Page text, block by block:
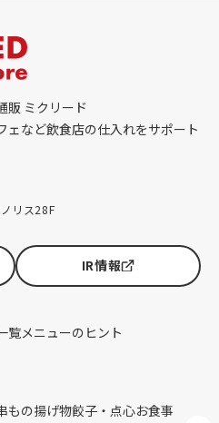
販 ミクリード
ェなど飲食店の仕入れをサポート
リス28F
IR情報
覧メニューのヒント
もの揚げ物餃子・点心お食事